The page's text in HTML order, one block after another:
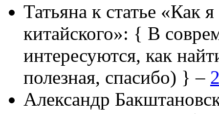
Татьяна к статье «Как
китайского»: { В
интересуются, как
полезная, спасибо) } –
Александр